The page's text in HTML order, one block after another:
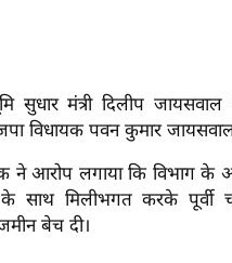
सुधार मंत्री दिलीप
विधायक पवन कुमार जायसवाल
ने आरोप लगाया कि विभाग के
साथ मिलीभगत करके पूर्वी
बेच दी।